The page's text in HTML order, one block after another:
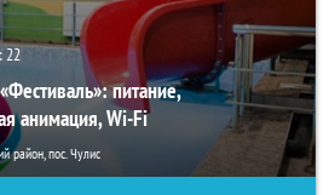
22
питание,
анимация, Wi-Fi
район, пос. Чулис